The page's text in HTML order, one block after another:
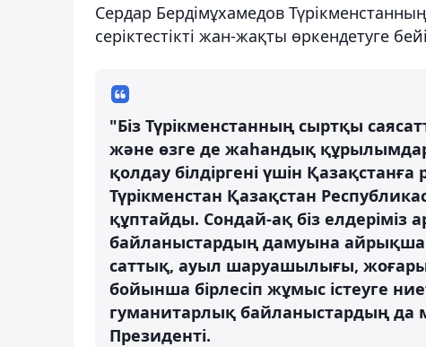
Сердар Бердімұхамедов
серіктестікті жан-жақты өркендетуге
"Біз Түрікменстанның сыртқы
және өзге де жаһандық
қолдау білдіргені үшін
Түрікменстан Қазақстан
құптайды. Сондай-ақ біз
байланыстардың дамуына айрықша
саттық, ауыл шаруашылығы, жоғары
бойынша бірлесіп жұмыс істеуге
гуманитарлық байланыстардың да
Президенті.